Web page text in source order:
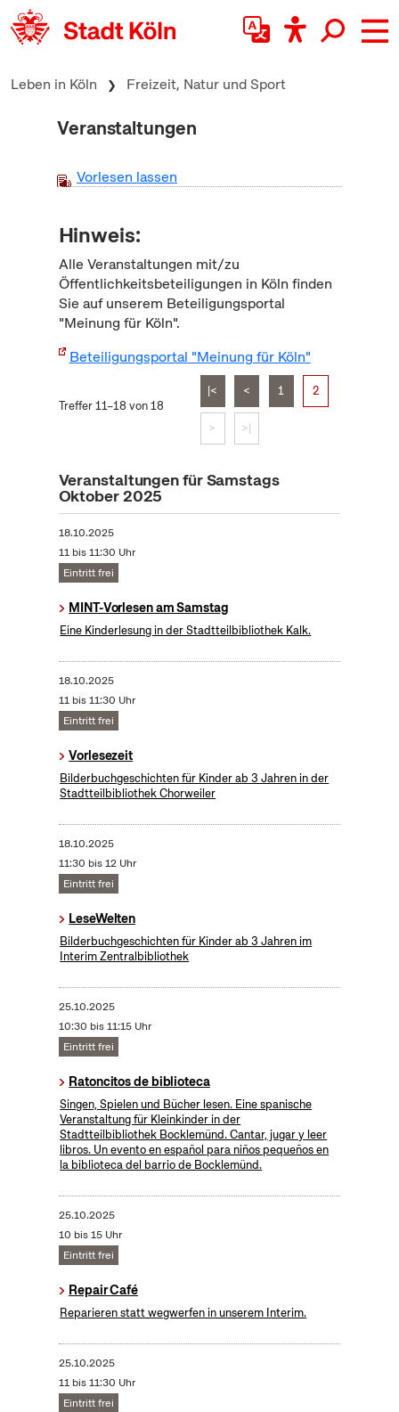
zum Inhalt springen
Leben in Köln Freizeit, Natur und Sport
Veranstaltungen
Vorlesen lassen
Hinweis:
Alle Veranstaltungen mit/zu
Öffentlichkeitsbeteiligungen in Köln finden
Sie auf unserem Beteiligungsportal
"Meinung für Köln".
Beteiligungsportal "Meinung für Köln"
Treffer 11–18 von 18
|< < 1 2
> >|
Veranstaltungen für Samstags
Oktober 2025
18.10.2025
11 bis 11:30 Uhr
Eintritt frei
MINT-Vorlesen am Samstag
Eine Kinderlesung in der Stadtteilbibliothek Kalk.
18.10.2025
11 bis 11:30 Uhr
Eintritt frei
Vorlesezeit
Bilderbuchgeschichten für Kinder ab 3 Jahren in der
Stadtteilbibliothek Chorweiler
18.10.2025
11:30 bis 12 Uhr
Eintritt frei
LeseWelten
Bilderbuchgeschichten für Kinder ab 3 Jahren im
Interim Zentralbibliothek
25.10.2025
10:30 bis 11:15 Uhr
Eintritt frei
Ratoncitos de biblioteca
Singen, Spielen und Bücher lesen. Eine spanische
Veranstaltung für Kleinkinder in der
Stadtteilbibliothek Bocklemünd. Cantar, jugar y leer
libros. Un evento en español para niños pequeños en
la biblioteca del barrio de Bocklemünd.
25.10.2025
10 bis 15 Uhr
Eintritt frei
Repair Café
Reparieren statt wegwerfen in unserem Interim.
25.10.2025
11 bis 11:30 Uhr
Eintritt frei